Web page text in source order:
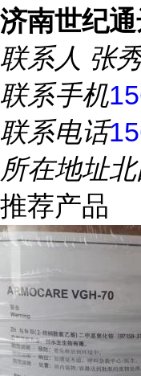
济南世纪
联系人 张
联系手机
联系电话
所在地址
推荐产品